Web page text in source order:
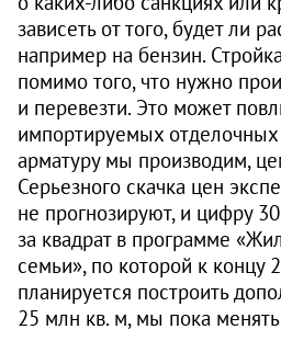
зависеть от того, будет ли
например на бензин.
помимо того, что нужно
и перевезти. Это может
импортируемых отделочных
арматуру мы производим,
Серьезного скачка цен
не прогнозируют, и цифру
за квадрат в программе
семьи», по которой к концу
планируется построить
25 млн кв. м, мы пока